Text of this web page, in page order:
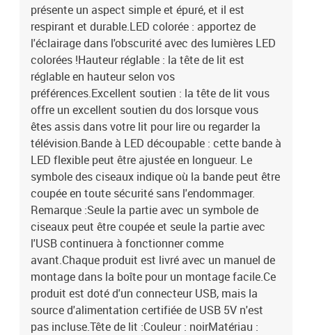
présente un aspect simple et épuré, et il est
respirant et durable.LED colorée : apportez de
l'éclairage dans l'obscurité avec des lumières LED
colorées !Hauteur réglable : la tête de lit est
réglable en hauteur selon vos
préférences.Excellent soutien : la tête de lit vous
offre un excellent soutien du dos lorsque vous
êtes assis dans votre lit pour lire ou regarder la
télévision.Bande à LED découpable : cette bande à
LED flexible peut être ajustée en longueur. Le
symbole des ciseaux indique où la bande peut être
coupée en toute sécurité sans l'endommager.
Remarque :Seule la partie avec un symbole de
ciseaux peut être coupée et seule la partie avec
l'USB continuera à fonctionner comme
avant.Chaque produit est livré avec un manuel de
montage dans la boîte pour un montage facile.Ce
produit est doté d'un connecteur USB, mais la
source d'alimentation certifiée de USB 5V n'est
pas incluse.Tête de lit :Couleur : noirMatériau :